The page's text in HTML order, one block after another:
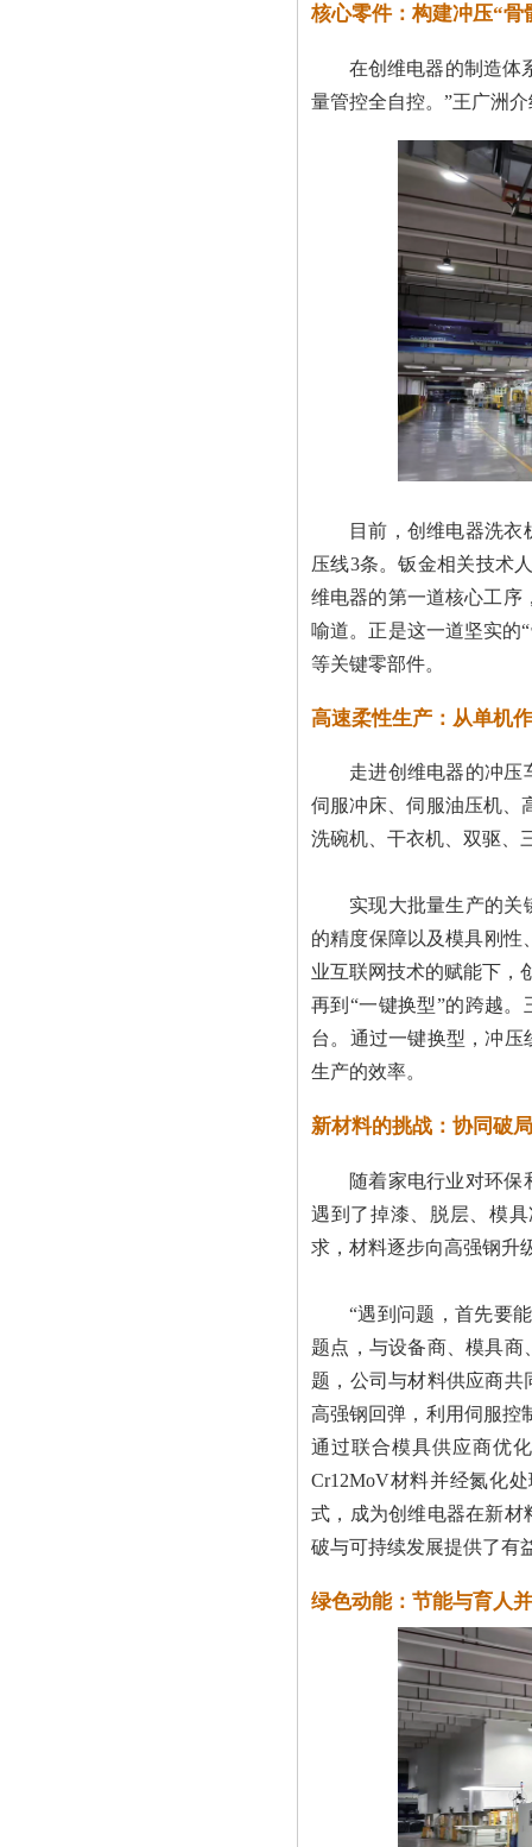
核心零件：构建冲压“骨
在创维电器的制造体
量管控全自控。”王广洲
目前，创维电器洗
压线3条。钣金相关技术
维电器的第一道核心工序
喻道。正是这一道坚实的
等关键零部件。
高速柔性生产：从单机
走进创维电器的冲压
伺服冲床、伺服油压机、
洗碗机、干衣机、双驱、
实现大批量生产的关
的精度保障以及模具刚性
业互联网技术的赋能下，
再到“一键换型”的跨越
台。通过一键换型，冲
生产的效率。
新材料的挑战：协同破局
随着家电行业对环
遇到了掉漆、脱层、模
求，材料逐步向高强钢升
“遇到问题，首先要
题点，与设备商、模具商
题，公司与材料供应商共
高强钢回弹，利用伺服控
通过联合模具供应商优
Cr12MoV材料并经氮化
式，成为创维电器在新材
破与可持续发展提供了有
绿色动能：节能与育人